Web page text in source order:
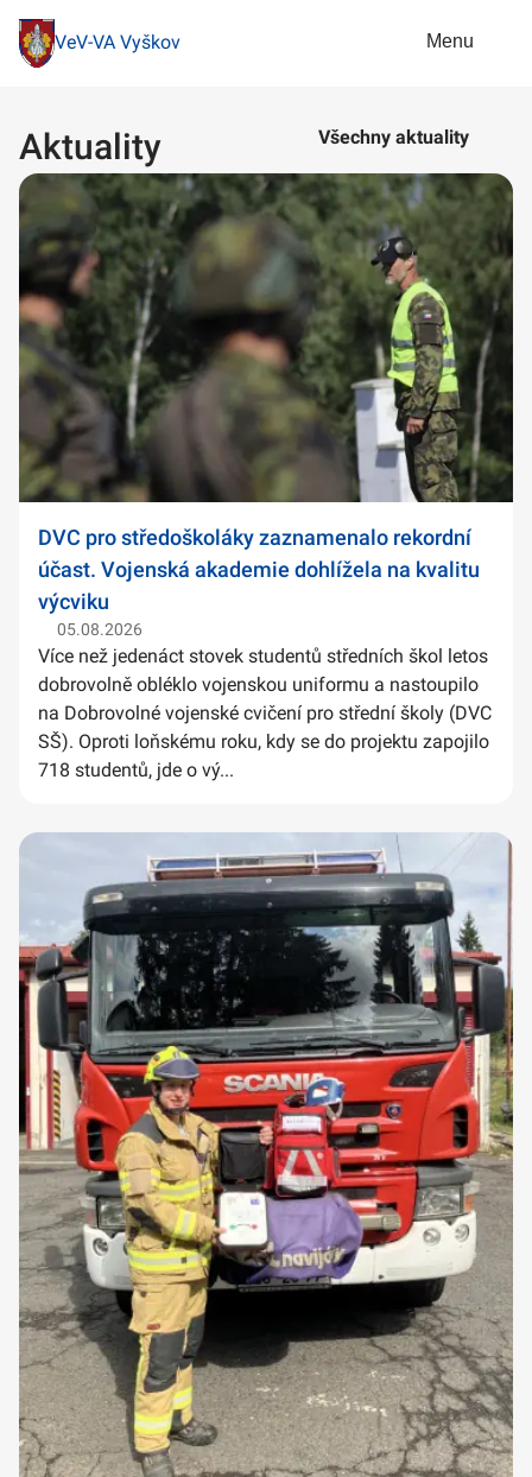
VeV-VA Vyškov Menu
Aktuality Všechny aktuality
DVC pro středoškoláky zaznamenalo rekordní
účast. Vojenská akademie dohlížela na kvalitu
výcviku
05.08.2026
Více než jedenáct stovek studentů středních škol letos
dobrovolně obléklo vojenskou uniformu a nastoupilo
na Dobrovolné vojenské cvičení pro střední školy (DVC
SŠ). Oproti loňskému roku, kdy se do projektu zapojilo
718 studentů, jde o vý...